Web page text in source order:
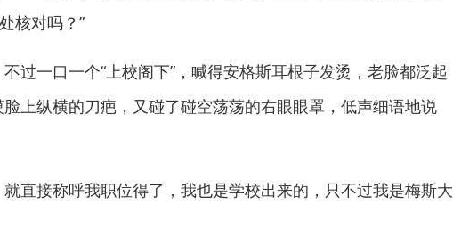
核对吗？”
一口一个“上校阁下”，喊得安格斯耳根子发烫，老脸都泛起
上纵横的刀疤，又碰了碰空荡荡的右眼眼罩，低声细语地说
接称呼我职位得了，我也是学校出来的，只不过我是梅斯大